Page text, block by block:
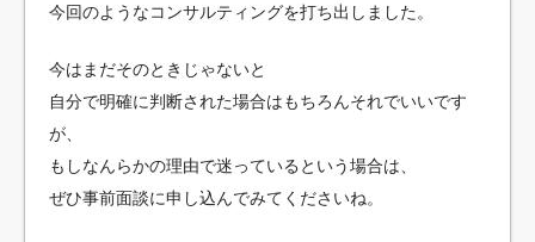
今回のようなコンサルティングを打ち出しました。
今はまだそのときじゃないと
自分で明確に判断された場合はもちろんそれでいいです
が、
もしなんらかの理由で迷っているという場合は、
ぜひ事前面談に申し込んでみてくださいね。